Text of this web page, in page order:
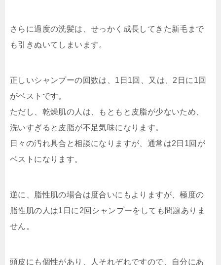
さらに過度の洗髪は、せっかく成長してきた新毛まで
も引きぬいてしまいます。
正しいシャンプーの回数は、1日1回、又は、2日に1回
がベストです。
ただし、乾燥肌の人は、もともと皮脂が少ないため、
洗いすぎると皮脂が不足気味になります。
日々の汚れ具合と相談になりますが、通常は2日1回が
ベストになります。
逆に、脂性肌の場合は度合いにもよりますが、極度の
脂性肌の人は1日に2回シャンプーをしても問題ありま
せん。
頭皮にも個性があり、人それぞれですので、自分にあ